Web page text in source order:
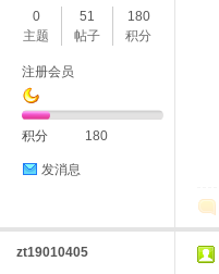
0
主题
51
帖子
180
积分
注册会员
积分 180
发消息
zt19010405